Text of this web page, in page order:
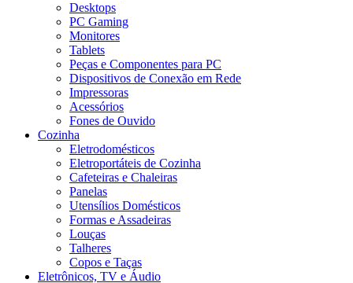
Desktops
PC Gaming
Monitores
Tablets
Peças e Componentes para PC
Dispositivos de Conexão em Rede
Impressoras
Acessórios
Fones de Ouvido
Cozinha
Eletrodomésticos
Eletroportáteis de Cozinha
Cafeteiras e Chaleiras
Panelas
Utensílios Domésticos
Formas e Assadeiras
Louças
Talheres
Copos e Taças
Eletrônicos, TV e Áudio